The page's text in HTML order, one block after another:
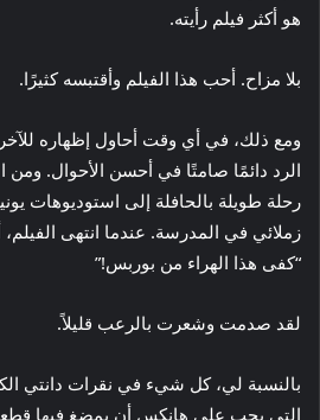
هو أكثر فيلم رأيته.
بلا مزاح. أحب هذا الفيلم وأقتبسه كثيرًا.
ومع ذلك، في أي وقت أحاول إظهاره
الرد دائمًا صامتًا في أحسن الأحوال. ومن
رحلة طويلة بالحافلة إلى استوديوهات
زملائي في المدرسة. عندما انتهى
“كفى هذا الهراء من بوربس!”
لقد صدمت وشعرت بالرعب قليلاً.
بالنسبة لي، كل شيء في نقرات دانتي
التي يجب على هانكس أن يمضغ فيها